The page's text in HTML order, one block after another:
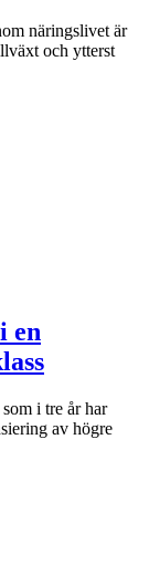
näringslivet är
och ytterst
en
i tre år har
av högre